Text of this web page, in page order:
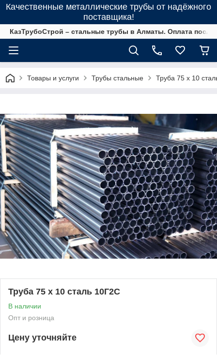
Качественные металлические трубы от надёжного
поставщика!
КазТрубоСтрой – стальные трубы в Алматы. Оплата
Товары и услуги Трубы стальные Труба 75 х 10
Труба 75 х 10 сталь 10Г2С
В наличии
Опт и розница
Цену уточняйте